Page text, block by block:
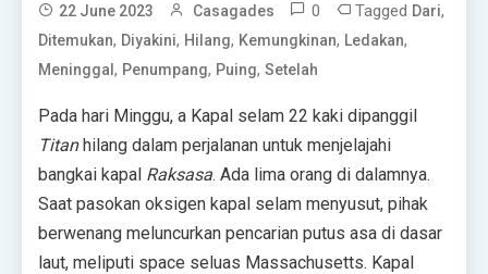
22 June 2023 Casagades 0 Tagged Dari,
Ditemukan, Diyakini, Hilang, Kemungkinan, Ledakan,
Meninggal , Penumpang, Puing, Setelah
Pada hari Minggu, a Kapal selam 22 kaki dipanggil
Titanhilang dalam perjalanan untuk menjelajahi
bangkai kapal Raksasa. Ada lima orang di dalamnya.
Saat pasokan oksigen kapal selam menyusut, pihak
berwenang meluncurkan pencarian putus asa di dasar
laut, meliputi space seluas Massachusetts. Kapal